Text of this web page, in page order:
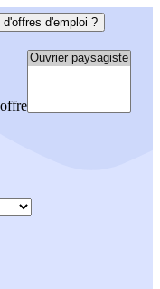
d'emploi ?